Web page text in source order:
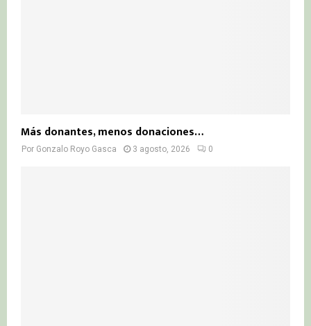
Más donantes, menos donaciones…
Por Gonzalo Royo Gasca 3 agosto, 2026 0